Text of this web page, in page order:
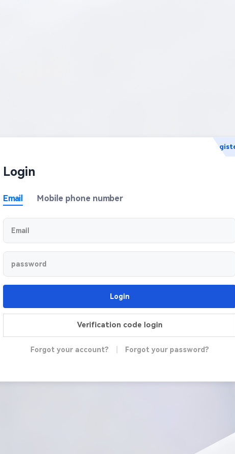
Login
Email Mobile phone number
Login
Verification code login
Forgot your account? Forgot your password?